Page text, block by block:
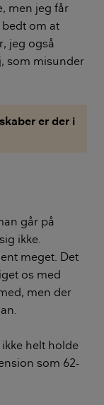
men jeg får
om at
jeg også
som misunder
er der i
går på
ikke.
meget. Det
os med
men der
helt holde
som 62-